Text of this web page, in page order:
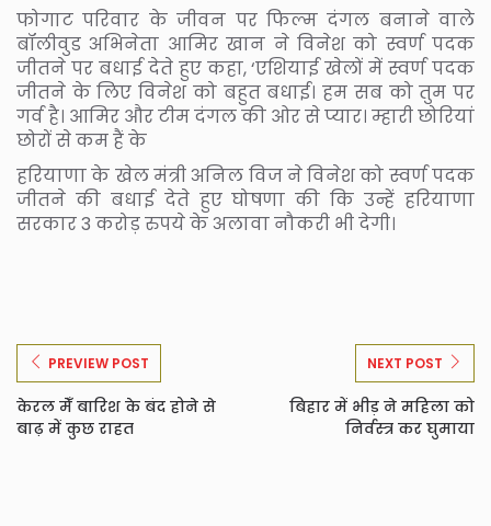
फोगाट परिवार के जीवन पर फिल्म दंगल बनाने वाले
बॉलीवुड अभिनेता आमिर खान ने विनेश को स्वर्ण पदक
जीतने पर बधाई देते हुए कहा, ‘एशियाई खेलों में स्वर्ण पदक
जीतने के लिए विनेश को बहुत बधाई। हम सब को तुम पर
गर्व है। आमिर और टीम दंगल की ओर से प्यार। म्हारी छोरियां
छोरों से कम हैं के
हरियाणा के खेल मंत्री अनिल विज ने विनेश को स्वर्ण पदक
जीतने की बधाई देते हुए घोषणा की कि उन्हें हरियाणा
सरकार 3 करोड़ रुपये के अलावा नौकरी भी देगी।
PREVIEW POST
केरल मेँ बारिश के बंद होने से
बाढ़ में कुछ राहत
NEXT POST
बिहार में भीड़ ने महिला को
निर्वस्त्र कर घुमाया